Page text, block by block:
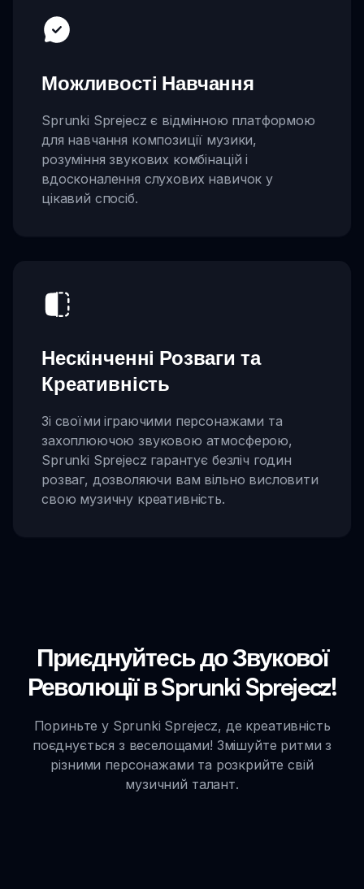
Можливості Навчання
Sprunki Sprejecz є відмінною платформою
для навчання композиції музики,
розуміння звукових комбінацій і
вдосконалення слухових навичок у
цікавий спосіб.
Нескінченні Розваги та
Креативність
Зі своїми іграючими персонажами та
захоплюючою звуковою атмосферою,
Sprunki Sprejecz гарантує безліч годин
розваг, дозволяючи вам вільно висловити
свою музичну креативність.
Приєднуйтесь до Звукової
Революції в Sprunki Sprejecz!
Пориньте у Sprunki Sprejecz, де креативність
поєднується з веселощами! Змішуйте ритми з
різними персонажами та розкрийте свій
музичний талант.